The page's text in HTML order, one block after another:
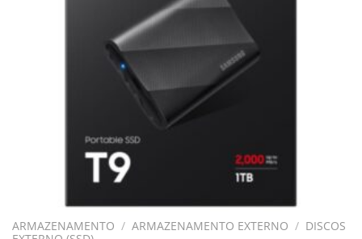
ARMAZENAMENTO / ARMAZENAMENTO EXTERNO / DISCOS